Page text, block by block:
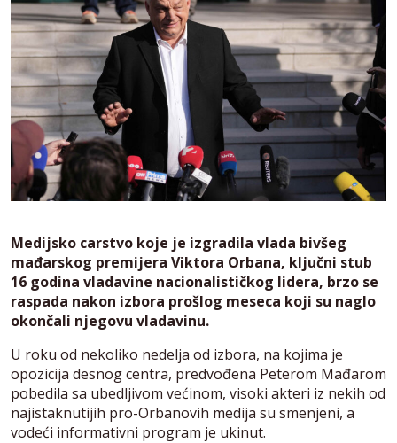
Medijsko carstvo koje je izgradila vlada bivšeg
mađarskog premijera Viktora Orbana, ključni stub
16 godina vladavine nacionalističkog lidera, brzo se
raspada nakon izbora prošlog meseca koji su naglo
okončali njegovu vladavinu.
U roku od nekoliko nedelja od izbora, na kojima je
opozicija desnog centra, predvođena Peterom Mađarom
pobedila sa ubedljivom većinom, visoki akteri iz nekih od
najistaknutijih pro-Orbanovih medija su smenjeni, a
vodeći informativni program je ukinut.